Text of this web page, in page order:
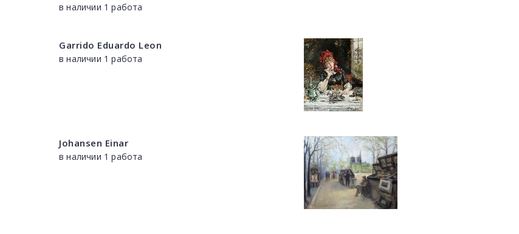
в наличии 1 работа
Garrido Eduardo Leon
в наличии 1 работа
Johansen Einar
в наличии 1 работа